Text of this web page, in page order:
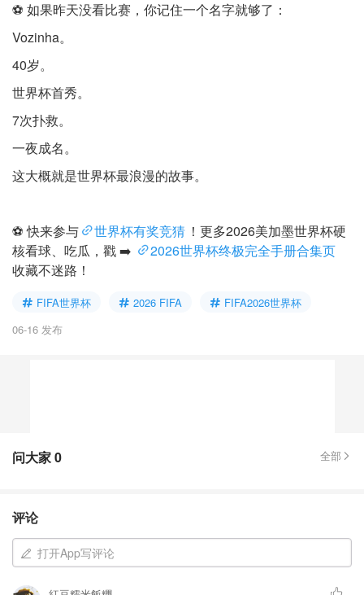
⚽ 如果昨天没看比赛，你记住一个名字就够了：
Vozinha。
40岁。
世界杯首秀。
7次扑救。
一夜成名。
这大概就是世界杯最浪漫的故事。
⚽ 快来参与 世界杯有奖竞猜 ！更多2026美加墨世界杯硬
核看球、吃瓜，戳 ➡️
2026世界杯终极完全手册合集页
收藏不迷路！
FIFA世界杯 2026 FIFA
FIFA2026世界杯
06-16 发布
问大家0 全部
评论
打开App写评论